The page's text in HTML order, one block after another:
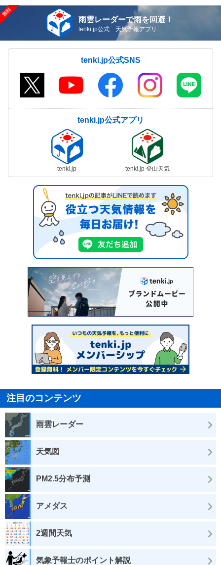
雨雲レーダーで雨を回避！
tenki.jp公式 天気予報アプリ
tenki.jp公式SNS
tenki.jp公式アプリ
tenki.jp tenki.jp 登山天気
注目のコンテンツ
雨雲レーダー
天気図
PM2.5分布予測
アメダス
2週間天気
気象予報士のポイント解説